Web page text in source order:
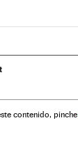
contenido, pinche